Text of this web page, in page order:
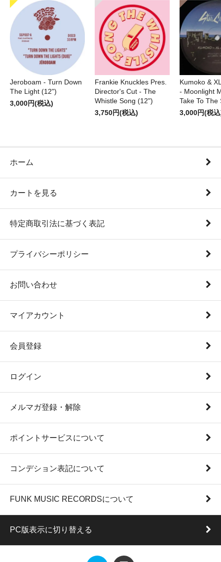
Jeroboam - Turn Down
The Light (12")
3,000円(税込)
Frankie Knuckles Pres.
Director's Cut - The
Whistle Song (12")
3,750円(税込)
Kumoko &
- Moonlight
Take To The
3,000円(税
ホーム
カートを見る
特定商取引法に基づく表記
プライバシーポリシー
お問い合わせ
マイアカウント
会員登録
ログイン
メルマガ登録・解除
ポイントサービスについて
コンデション表記について
FUNK MUSIC RECORDSについて
PC版表示に切り替える